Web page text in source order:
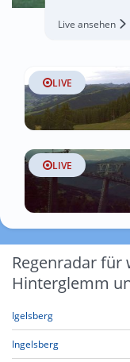
Live ansehen
LIVE
LIVE
Regenradar für
Hinterglemm
Igelsberg
Ingelsberg